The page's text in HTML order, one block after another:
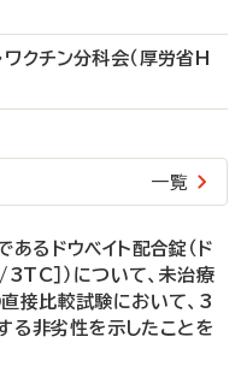
クチン分科会（厚労省H
一覧
あるドウベイト配合錠（ド
］）について、未治療
接比較試験において、3
非劣性を示したことを